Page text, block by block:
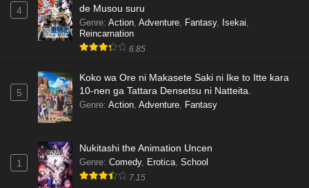
4
de Musou suru
Genre: Action Adventure Fantasy, Isekai
Reincarnation
6.85
5
Koko wa Ore ni Makasete Saki ni Ike to Itte kara
10-nen ga Tattara Densetsu ni Natteita.
Genre: Action Adventure Fantasy
1
Nukitashi the Animation Uncen
Genre: Comedy, Erotica School
7.15